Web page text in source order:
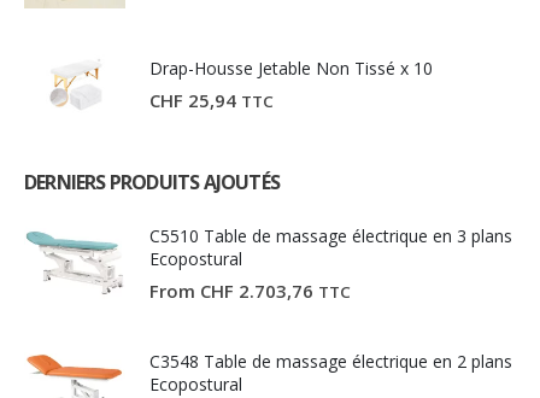
CHF 81,19. CHF 59,90.
Drap-Housse Jetable Non Tissé x 10
CHF 25,94 TTC
DERNIERS PRODUITS AJOUTÉS
C5510 Table de massage électrique en 3 plans
Ecopostural
From CHF 2.703,76 TTC
C3548 Table de massage électrique en 2 plans
Ecopostural